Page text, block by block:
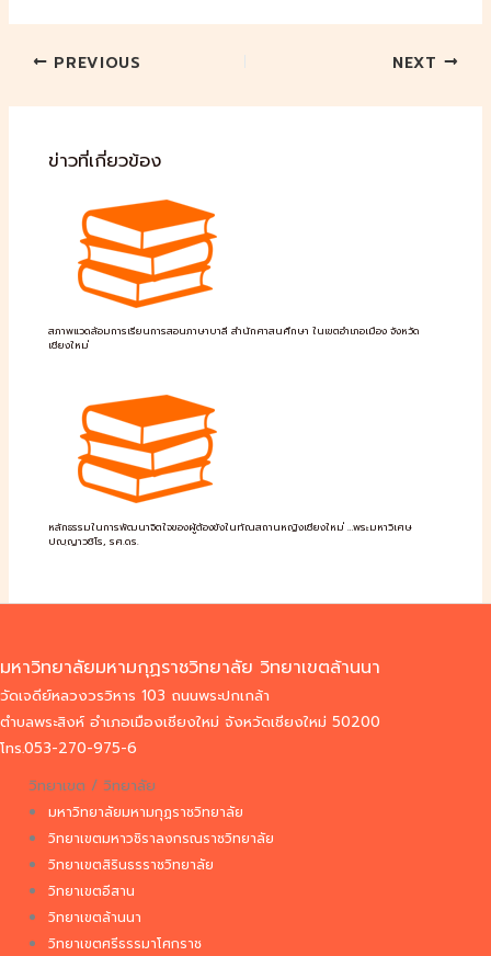
PREVIOUS NEXT
ข่าวที่เกี่ยวข้อง
สภาพแวดล้อมการเรียนการสอนภาษาบาลี สำนักศาสนศึกษา ในเขตอำเภอเมือง จังหวัด
เชียงใหม่
หลักธรรมในการพัฒนาจิตใจของผู้ต้องขังในทัณสถานหญิงเชียงใหม่ …พระมหาวิเศษ
ปญฺญาวชิโร, รศ.ดร.
มหาวิทยาลัยมหามกุฏราชวิทยาลัย วิทยาเขตล้านนา
วัดเจดีย์หลวงวรวิหาร 103 ถนนพระปกเกล้า
ตำบลพระสิงห์ อำเภอเมืองเชียงใหม่ จังหวัดเชียงใหม่ 50200
โทร.053-270-975-6
วิทยาเขต / วิทยาลัย
มหาวิทยาลัยมหามกุฏราชวิทยาลัย
วิทยาเขตมหาวชิราลงกรณราชวิทยาลัย
วิทยาเขตสิรินธรราชวิทยาลัย
วิทยาเขตอีสาน
วิทยาเขตล้านนา
วิทยาเขตศรีธรรมาโศกราช